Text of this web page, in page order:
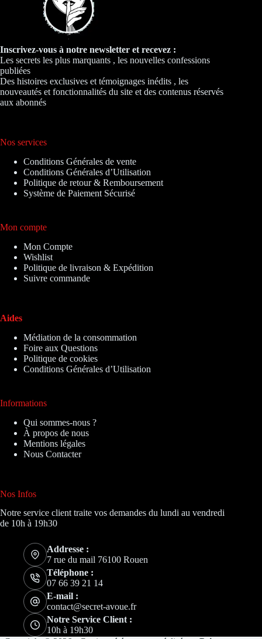
Inscrivez-vous à notre newsletter et recevez :
Les secrets les plus marquants , les nouvelles confessions
publiées
Des histoires exclusives et témoignages inédits , les
nouveautés et fonctionnalités du site et des contenus réservés
aux abonnés
Nos services
Conditions Générales de vente
Conditions Générales d’Utilisation
Politique de retour & Remboursement
Système de Paiement Sécurisé
Mon compte
Mon Compte
Wishlist
Politique de livraison & Expédition
Suivre commande
Aides
Médiation de la consommation
Foire aux Questions
Politique de cookies
Conditions Générales d’Utilisation
Informations
Qui sommes-nous ?
À propos de nous
Mentions légales
Nous Contacter
Nos Infos
Notre service client traite vos demandes du lundi au vendredi
de 10h à 19h30
Addresse :
7 rue du mail 76100 Rouen
Téléphone :
07 66 39 21 14
E-mail :
contact@secret-avoue.fr
Notre Service Client :
10h à 19h30